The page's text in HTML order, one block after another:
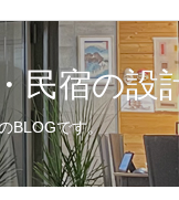
民宿の設
BLOGです。